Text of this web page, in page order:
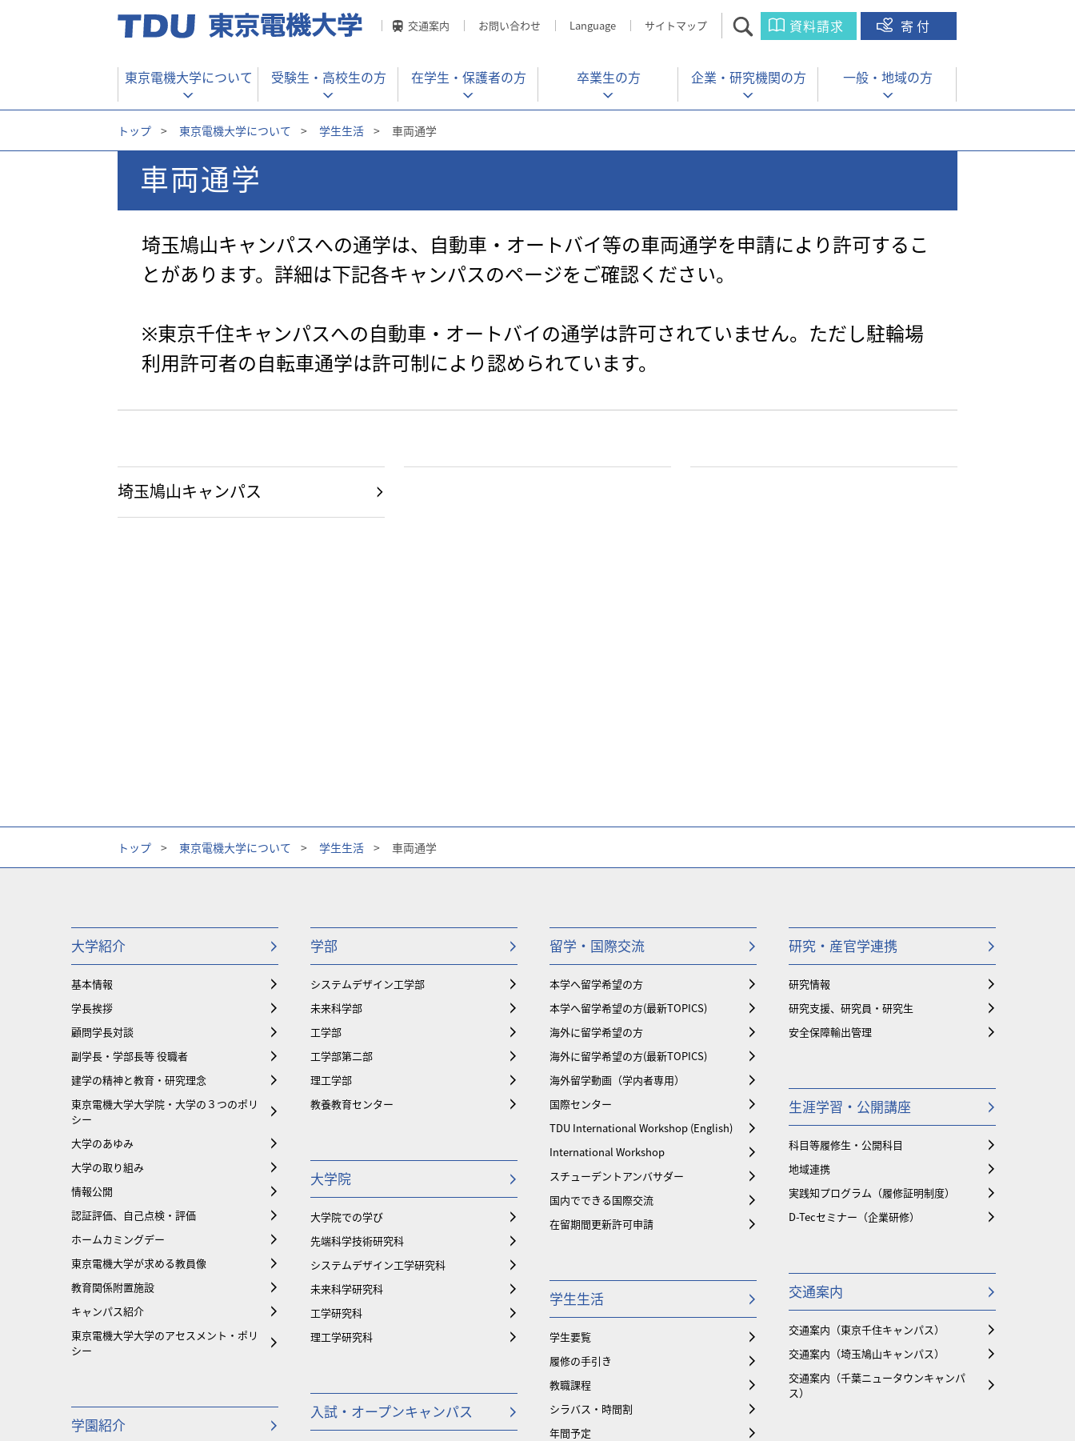
交通案内 お問い合わせ Language サイトマップ 資料請求 寄付
東京電機大学について 受験生・ 高校生の方 在学生・ 保護者の方 卒業生の方 企業・ 研究機関の方 一般・ 地域の方
トップ > 東京電機大学について > 学生生活 > 車両通学
車両通学
埼玉鳩山キャンパスへの通学は、自動車・オートバイ等の車両通学を申請により許可するこ
とがあります。詳細は下記各キャンパスのページをご確認ください。
※東京千住キャンパスへの自動車・オートバイの通学は許可されていません。ただし駐輪場
利用許可者の自転車通学は許可制により認められています。
埼玉鳩山キャンパス
トップ > 東京電機大学について > 学生生活 > 車両通学
大学紹介
基本情報
学長挨拶
顧問学長対談
副学長・学部長等 役職者
建学の精神と教育・研究理念
東京電機大学大学院・大学の３つのポリ
シー
大学のあゆみ
大学の取り組み
情報公開
認証評価、自己点検・評価
ホームカミングデー
東京電機大学が求める教員像
教育関係附置施設
キャンパス紹介
東京電機大学大学のアセスメント・ポリ
シー
学園紹介
学部
システムデザイン工学部
未来科学部
工学部
工学部第二部
理工学部
教養教育センター
大学院
大学院での学び
先端科学技術研究科
システムデザイン工学研究科
未来科学研究科
工学研究科
理工学研究科
入試・オープンキャンパス
留学・国際交流
本学へ留学希望の方
本学へ留学希望の方(最新TOPICS)
海外に留学希望の方
海外に留学希望の方(最新TOPICS)
海外留学動画（学内者専用）
国際センター
TDU International Workshop (English)
International Workshop
スチューデントアンバサダー
国内でできる国際交流
在留期間更新許可申請
学生生活
学生要覧
履修の手引き
教職課程
シラバス・時間割
年間予定
研究・産官学連携
研究情報
研究支援、研究員・研究生
安全保障輸出管理
生涯学習・公開講座
科目等履修生・公開科目
地域連携
実践知プログラム（履修証明制度）
D-Tecセミナー（企業研修）
交通案内
交通案内（東京千住キャンパス）
交通案内（埼玉鳩山キャンパス）
交通案内（千葉ニュータウンキャンパ
ス）